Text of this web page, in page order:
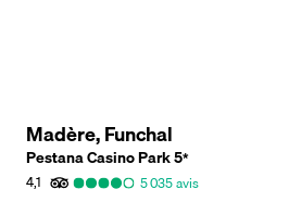
Madère, Funchal
Pestana Casino Park5*
4,1
5 035avis